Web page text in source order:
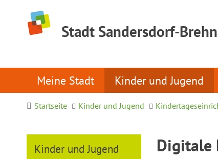
Stadt Sandersdorf-
Meine Stadt Kinder und Jugend
Startseite Kinder und Jugend
Kinder und Jugend Digitale